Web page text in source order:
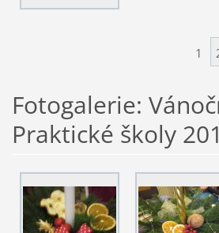
1
Fotogalerie:
Praktické školy